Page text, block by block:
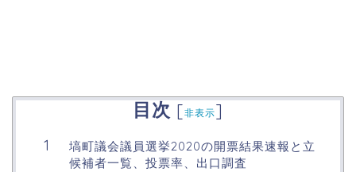
目次 [非表示]
塙町議会議員選挙2020の開票結果速報と立
候補者一覧、投票率、出口調査